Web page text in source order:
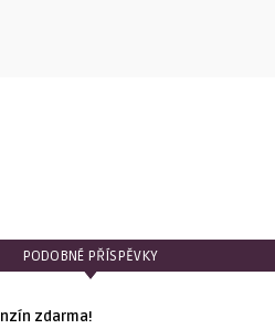
PODOBNÉ PŘÍSPĚVKY
zdarma!